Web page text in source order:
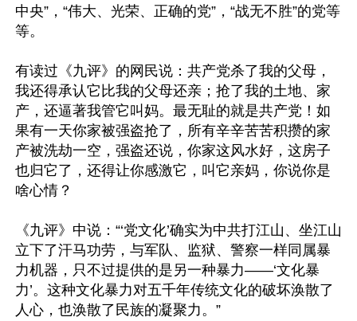
中央”，“伟大、光荣、正确的党”，“战无不胜”的党等
等。
有读过《九评》的网民说：共产党杀了我的父母，
我还得承认它比我的父母还亲；抢了我的土地、家
产，还逼著我管它叫妈。最无耻的就是共产党！如
果有一天你家被强盗抢了，所有辛辛苦苦积攒的家
产被洗劫一空，强盗还说，你家这风水好，这房子
也归它了，还得让你感激它，叫它亲妈，你说你是
啥心情？
《九评》中说：“‘党文化’确实为中共打江山、坐江山
立下了汗马功劳，与军队、监狱、警察一样同属暴
力机器，只不过提供的是另一种暴力——‘文化暴
力’。这种文化暴力对五千年传统文化的破坏涣散了
人心，也涣散了民族的凝聚力。”